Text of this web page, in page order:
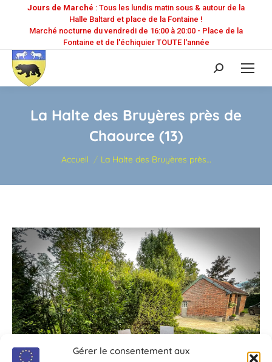
Gérer le consentement aux
Jours de Marché : Tous les lundis matin sous & autour de la
Halle Baltard et place de la Fontaine !
Marché nocturne du vendredi de 16:00 à 20:00 - Place de la
Fontaine et de l'échiquier TOUTE l'année
Recherche
:
La Halte des Bruyères près de
Chaource (13)
Vous êtes ici :
Accueil La Halte des Bruyères près…